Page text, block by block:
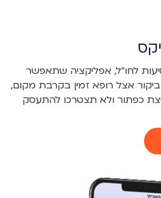
לחו"ל, אפליקציה שתאפשר
אצל רופא זמין בקרבת מקום,
כפתור ולא תצטרכו להתעסק